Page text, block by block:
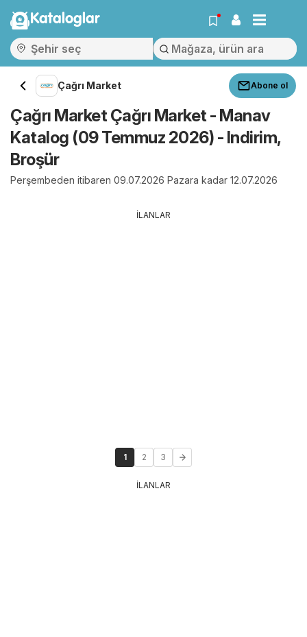
Kataloglar
Çağrı Market Abone ol
Çağrı Market Çağrı Market - Manav
Katalog (09 Temmuz 2026) - Indirim,
Broşür
Perşembeden itibaren 09.07.2026 Pazara kadar 12.07.2026
İLANLAR
1 2 3
İLANLAR